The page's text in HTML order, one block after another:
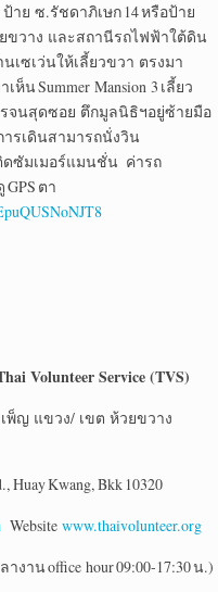
ป้าย ซ.รัชดาภิเษก 14 หรือป้าย
ขวาง และสถานีรถไฟฟ้าใต้ดิน
เซเว่นให้เลี้ยวขวา ตรงมา
น Summer Mansion 3 เลี้ยว
รจนสุดซอย ตึกมูลนิธิฯอยู่ซ้ายมือ
ารเดินสามารถนั่งวิน
ดซัมเมอร์แมนชั่น ค่ารถ
GPS ตา
Volunteer Service (TVS)
พ็ญ แขวง/ เขต ห้วยขวาง
Huay Kwang, Bkk 10320
Website www.thaivolunteer.org
งาน office hour 09:00-17:30 น.)